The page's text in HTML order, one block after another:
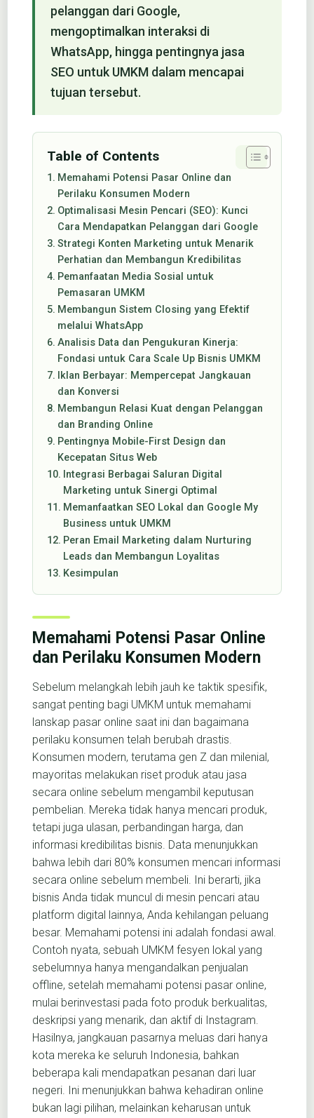
pelanggan dari Google,
mengoptimalkan interaksi di
WhatsApp, hingga pentingnya jasa
SEO untuk UMKM dalam mencapai
tujuan tersebut.
Table of Contents
Memahami Potensi Pasar Online dan
Perilaku Konsumen Modern
Optimalisasi Mesin Pencari (SEO): Kunci
Cara Mendapatkan Pelanggan dari Google
Strategi Konten Marketing untuk Menarik
Perhatian dan Membangun Kredibilitas
Pemanfaatan Media Sosial untuk
Pemasaran UMKM
Membangun Sistem Closing yang Efektif
melalui WhatsApp
Analisis Data dan Pengukuran Kinerja:
Fondasi untuk Cara Scale Up Bisnis UMKM
Iklan Berbayar: Mempercepat Jangkauan
dan Konversi
Membangun Relasi Kuat dengan Pelanggan
dan Branding Online
Pentingnya Mobile-First Design dan
Kecepatan Situs Web
Integrasi Berbagai Saluran Digital
Marketing untuk Sinergi Optimal
Memanfaatkan SEO Lokal dan Google My
Business untuk UMKM
Peran Email Marketing dalam Nurturing
Leads dan Membangun Loyalitas
Kesimpulan
Memahami Potensi Pasar Online
dan Perilaku Konsumen Modern
Sebelum melangkah lebih jauh ke taktik spesifik,
sangat penting bagi UMKM untuk memahami
lanskap pasar online saat ini dan bagaimana
perilaku konsumen telah berubah drastis.
Konsumen modern, terutama gen Z dan milenial,
mayoritas melakukan riset produk atau jasa
secara online sebelum mengambil keputusan
pembelian. Mereka tidak hanya mencari produk,
tetapi juga ulasan, perbandingan harga, dan
informasi kredibilitas bisnis. Data menunjukkan
bahwa lebih dari 80% konsumen mencari informasi
secara online sebelum membeli. Ini berarti, jika
bisnis Anda tidak muncul di mesin pencari atau
platform digital lainnya, Anda kehilangan peluang
besar. Memahami potensi ini adalah fondasi awal.
Contoh nyata, sebuah UMKM fesyen lokal yang
sebelumnya hanya mengandalkan penjualan
offline, setelah memahami potensi pasar online,
mulai berinvestasi pada foto produk berkualitas,
deskripsi yang menarik, dan aktif di Instagram.
Hasilnya, jangkauan pasarnya meluas dari hanya
kota mereka ke seluruh Indonesia, bahkan
beberapa kali mendapatkan pesanan dari luar
negeri. Ini menunjukkan bahwa kehadiran online
bukan lagi pilihan, melainkan keharusan untuk